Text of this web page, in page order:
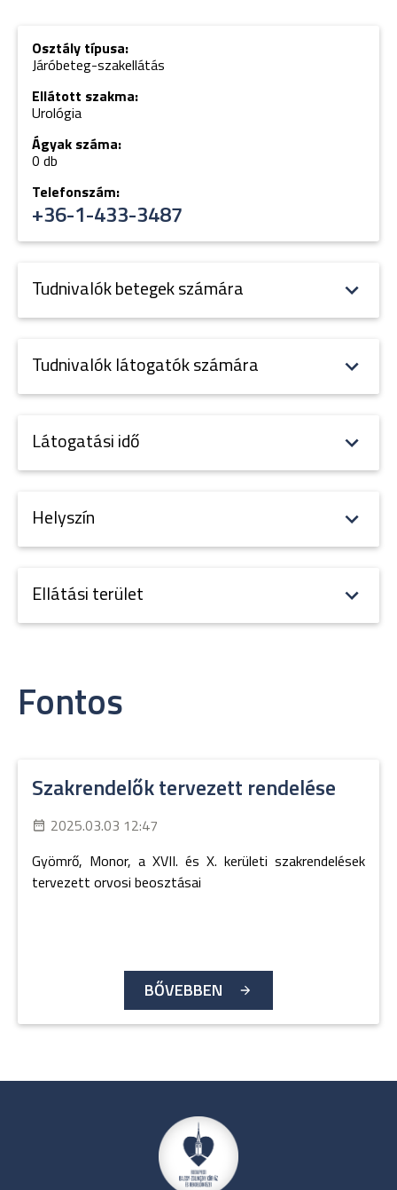
Osztály típusa:
Járóbeteg-szakellátás
Ellátott szakma:
Urológia
Ágyak száma:
0 db
Telefonszám:
+36-1-433-3487
Tudnivalók betegek számára
Tudnivalók látogatók számára
Látogatási idő
Helyszín
Ellátási terület
Fontos
Szakrendelők tervezett rendelése
2025.03.03 12:47
Gyömrő, Monor, a XVII. és X. kerületi szakrendelések
tervezett orvosi beosztásai
BŐVEBBEN